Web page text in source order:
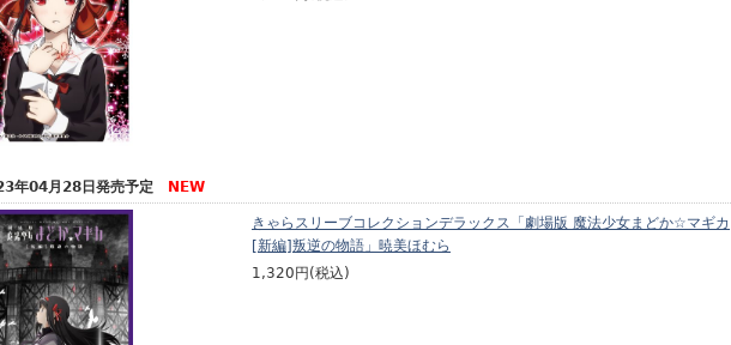
年04月28日発売予定 NEW
きゃらスリーブコレクションデラックス「劇場版 魔法少女まどか☆マギカ
[新編]叛逆の物語」暁美ほむら
1,320円(税込)